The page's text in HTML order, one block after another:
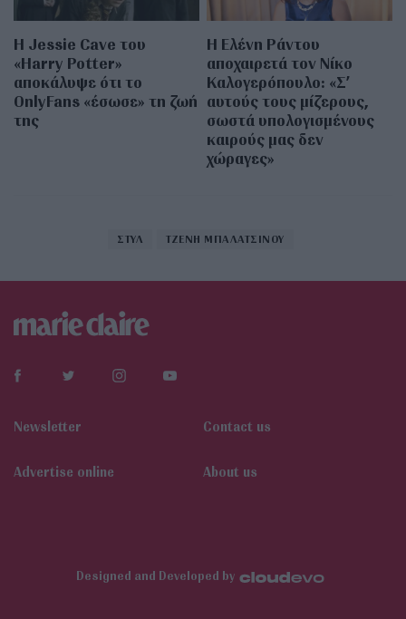
Η Jessie Cave του
«Harry Potter»
αποκάλυψε ότι το
OnlyFans «έσωσε» τη ζωή
της
Η Ελένη Ράντου
αποχαιρετά τον Νίκο
Καλογερόπουλο: «Σ’
αυτούς τους μίζερους,
σωστά υπολογισμένους
καιρούς μας δεν
χώραγες»
ΣΤΥΛ ΤΖΕΝΗ ΜΠΑΛΑΤΣΙΝΟΥ
Newsletter Contact us
Αdvertise online About us
Designed and Developed by